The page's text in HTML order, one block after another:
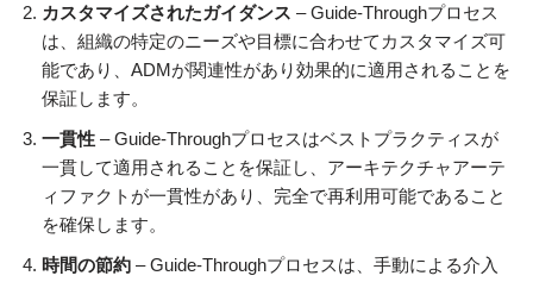
カスタマイズされたガイダンス – Guide-Throughプロセス
は、組織の特定のニーズや目標に合わせてカスタマイズ可
能であり、ADMが関連性があり効果的に適用されることを
保証します。
一貫性 – Guide-Throughプロセスはベストプラクティスが
一貫して適用されることを保証し、アーキテクチャアーテ
ィファクトが一貫性があり、完全で再利用可能であること
を確保します。
時間の節約 – Guide-Throughプロセスは、手動による介入